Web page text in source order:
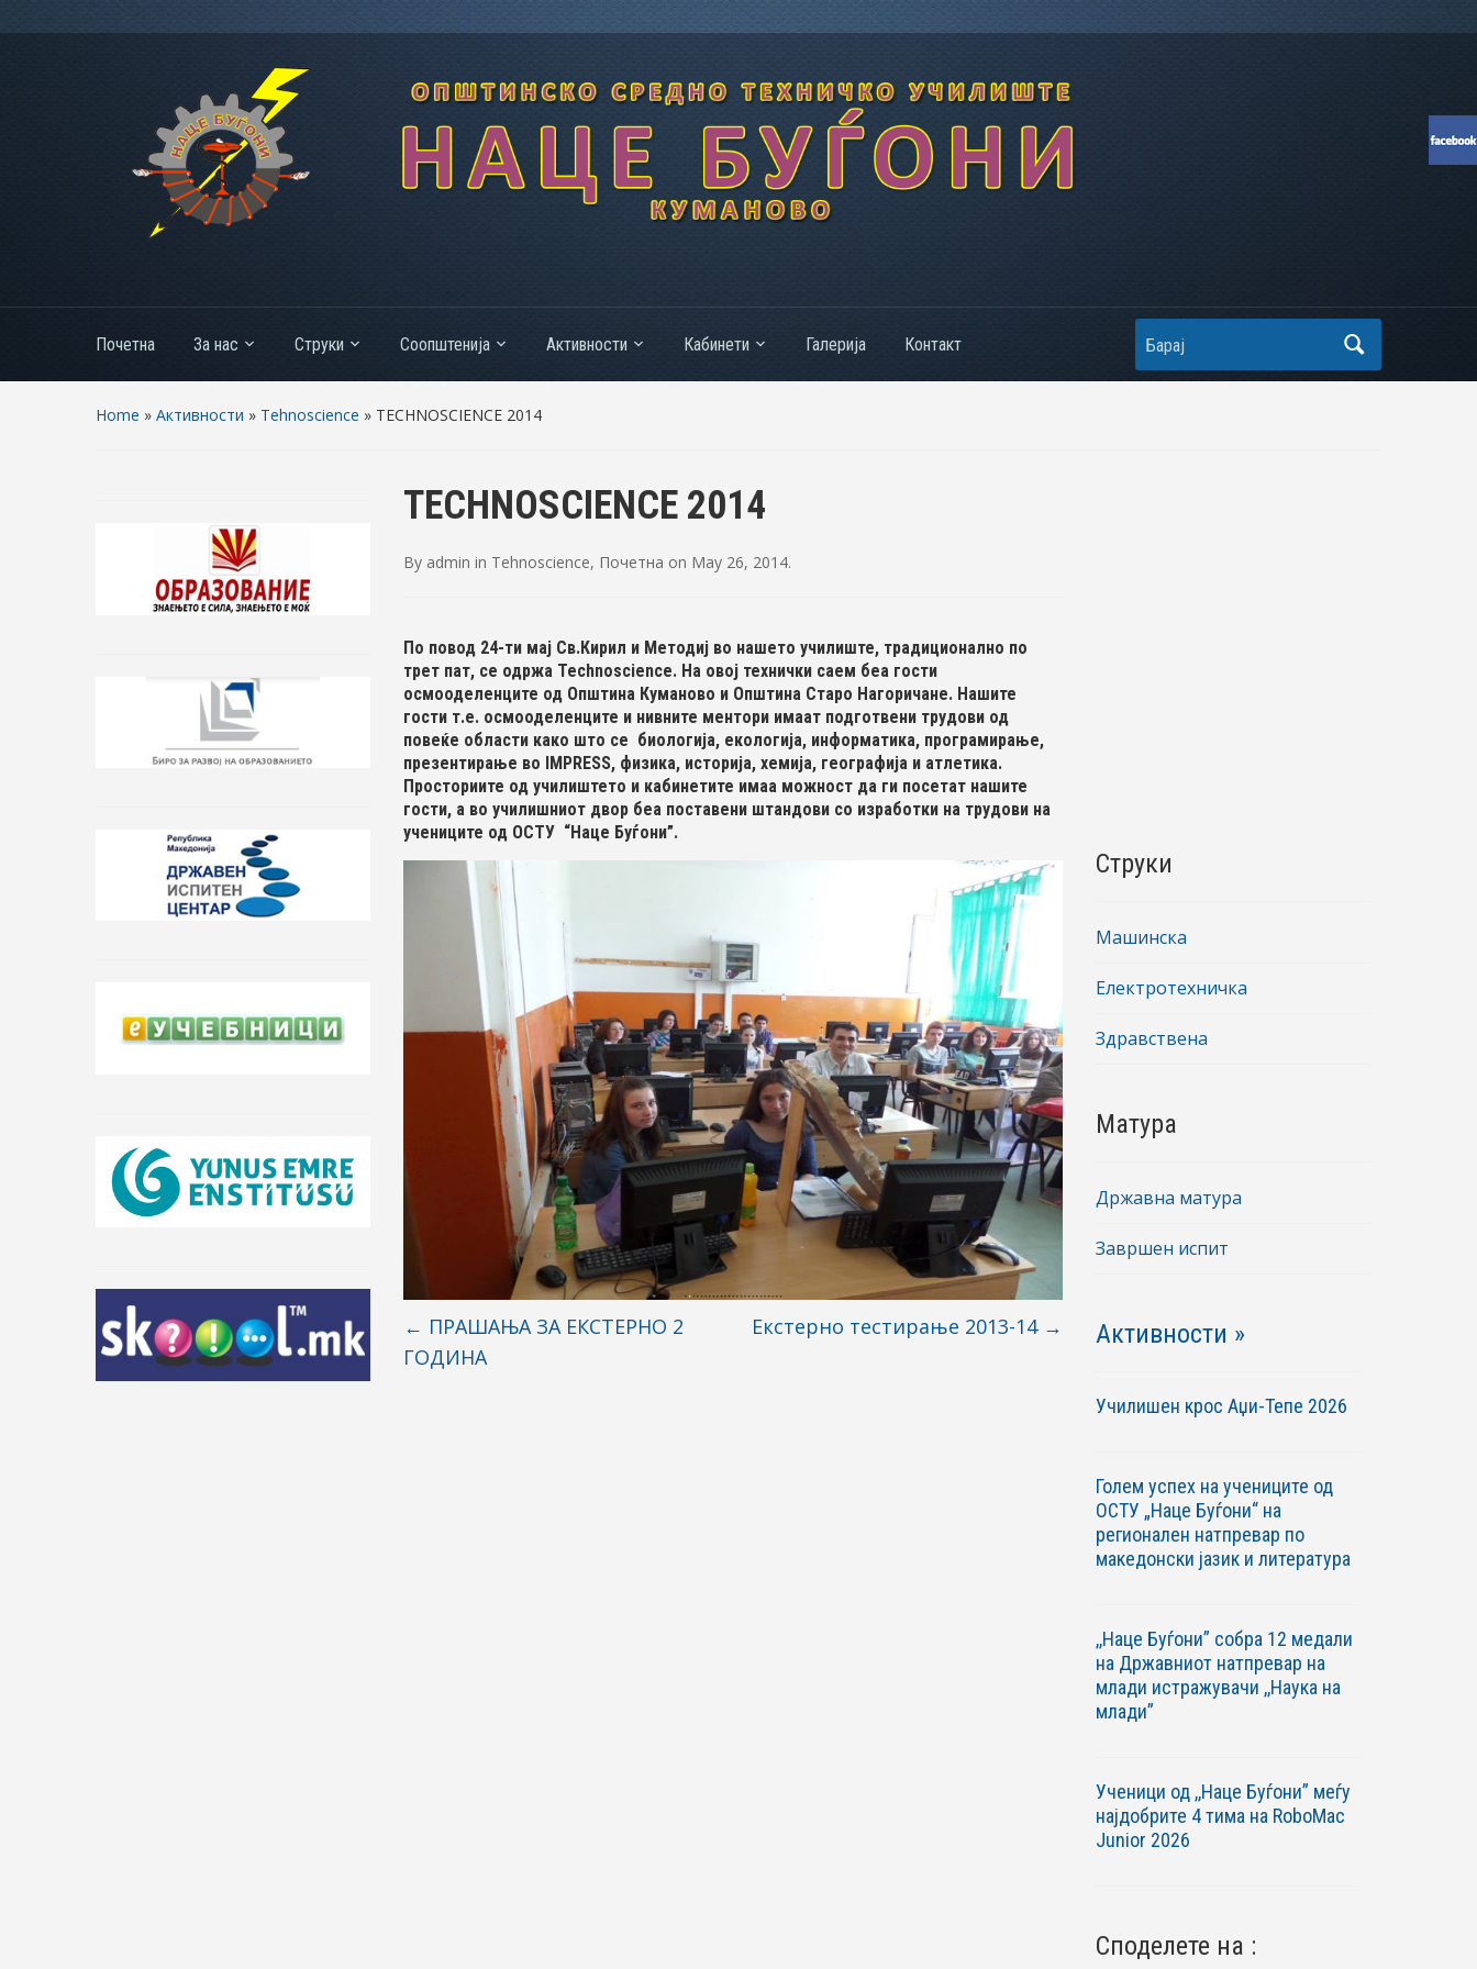
Почетна За нас Струки Соопштенија Активности Кабинети Галерија Контакт Search
Home » Активности » Tehnoscience » TECHNOSCIENCE 2014
TECHNOSCIENCE 2014
By admin in Tehnoscience, Почетна on May 26, 2014.
По повод 24-ти мај Св.Кирил и Методиј во нашето училиште, традиционално по
трет пат, се одржа Technoscience. На овој технички саем беа гости
осмооделенците од Општина Куманово и Општина Старо Нагоричане. Нашите
гости т.е. осмооделенците и нивните ментори имаат подготвени трудови од
повеќе области како што се биологија, екологија, информатика, програмирање,
презентирање во IMPRESS, физика, историја, хемија, географија и атлетика.
Просториите од училиштето и кабинетите имаа можност да ги посетат нашите
гости, а во училишниот двор беа поставени штандови со изработки на трудови на
учениците од ОСТУ “Наце Буѓони”.
← ПРАШАЊА ЗА ЕКСТЕРНО 2
ГОДИНА
Екстерно тестирање 2013-14 →
Струки
Машинска
Електротехничка
Здравствена
Матура
Државна матура
Завршен испит
Активности »
Училишен крос Аџи-Тепе 2026
Голем успех на учениците од
ОСТУ „Наце Буѓони“ на
регионален натпревар по
македонски јазик и литература
,,Наце Буѓони” собра 12 медали
на Државниот натпревар на
млади истражувачи ,,Наука на
млади”
Ученици од ,,Наце Буѓони” меѓу
најдобрите 4 тима на RoboМac
Junior 2026
Споделете на :